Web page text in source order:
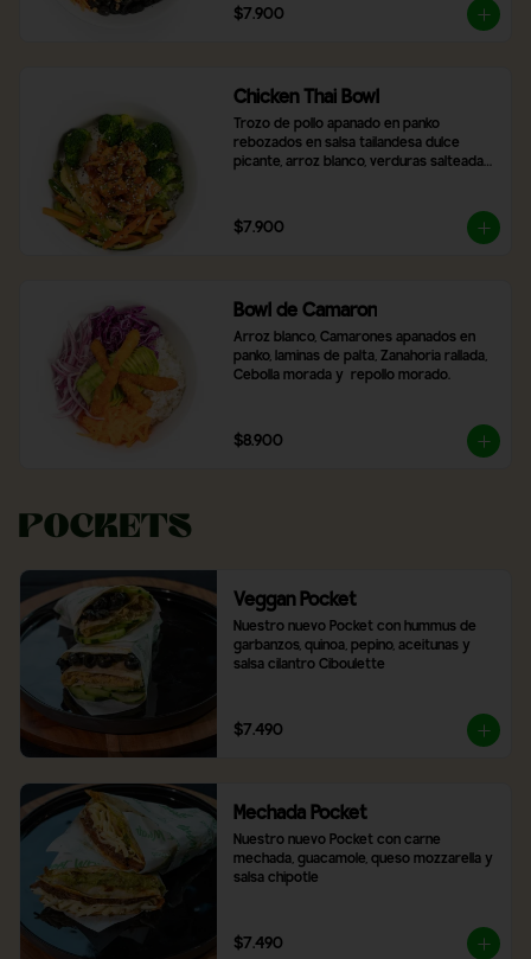
$7.900
Chicken Thai Bowl
Trozo de pollo apanado en panko
rebozados en salsa tailandesa dulce
picante, arroz blanco, verduras salteadas,
$7.900
Bowl de Camaron
Arroz blanco, Camarones apanados en
panko, laminas de palta, Zanahoria rallada,
Cebolla morada y  repollo morado.
$8.900
Pockets
Veggan Pocket
Nuestro nuevo Pocket con hummus de
garbanzos, quinoa, pepino, aceitunas y
salsa cilantro Ciboulette
$7.490
Mechada Pocket
Nuestro nuevo Pocket con carne
mechada, guacamole, queso mozzarella y
salsa chipotle
$7.490